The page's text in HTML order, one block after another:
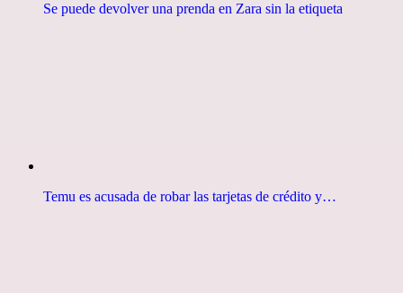
Se puede devolver una prenda en Zara sin la etiqueta
Temu es acusada de robar las tarjetas de crédito y…